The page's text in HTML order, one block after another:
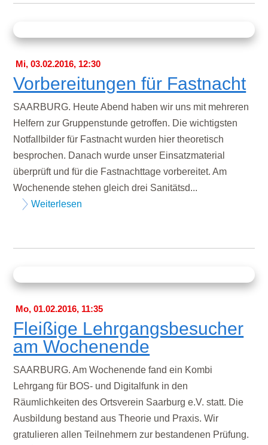
Mi, 03.02.2016, 12:30
Vorbereitungen für Fastnacht
SAARBURG. Heute Abend haben wir uns mit mehreren
Helfern zur Gruppenstunde getroffen. Die wichtigsten
Notfallbilder für Fastnacht wurden hier theoretisch
besprochen. Danach wurde unser Einsatzmaterial
überprüft und für die Fastnachttage vorbereitet. Am
Wochenende stehen gleich drei Sanitätsd...
Weiterlesen
Mo, 01.02.2016, 11:35
Fleißige Lehrgangsbesucher
am Wochenende
SAARBURG. Am Wochenende fand ein Kombi
Lehrgang für BOS- und Digitalfunk in den
Räumlichkeiten des Ortsverein Saarburg e.V. statt. Die
Ausbildung bestand aus Theorie und Praxis. Wir
gratulieren allen Teilnehmern zur bestandenen Prüfung.